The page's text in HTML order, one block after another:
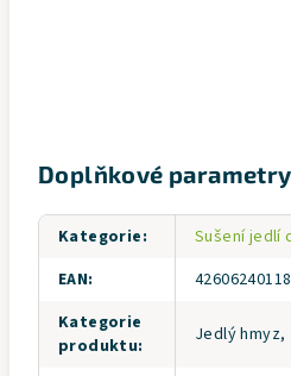
Doplňkové parametry
Kategorie:
Sušení jedlí
EAN:
Kategorie
produktu: Jedlý